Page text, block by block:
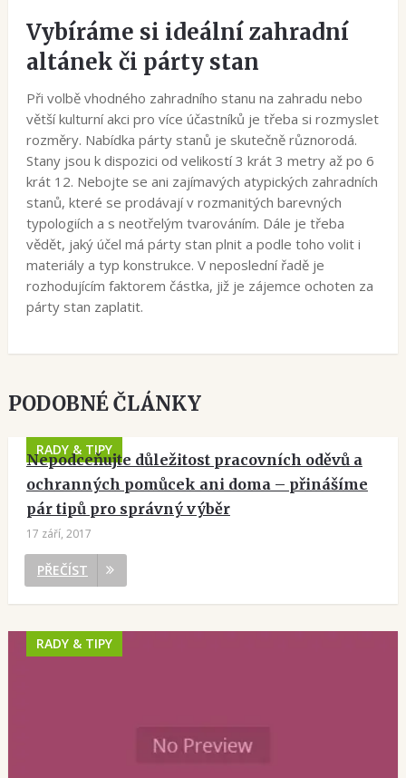
Vybíráme si ideální zahradní
altánek či párty stan
Při volbě vhodného zahradního stanu na zahradu nebo
větší kulturní akci pro více účastníků je třeba si rozmyslet
rozměry. Nabídka párty stanů je skutečně různorodá.
Stany jsou k dispozici od velikostí 3 krát 3 metry až po 6
krát 12. Nebojte se ani zajímavých atypických zahradních
stanů, které se prodávají v rozmanitých barevných
typologiích a s neotřelým tvarováním. Dále je třeba
vědět, jaký účel má párty stan plnit a podle toho volit i
materiály a typ konstrukce. V neposlední řadě je
rozhodujícím faktorem částka, již je zájemce ochoten za
párty stan zaplatit.
PODOBNÉ ČLÁNKY
RADY & TIPY
Nepodceňujte důležitost pracovních oděvů a
ochranných pomůcek ani doma – přinášíme
pár tipů pro správný výběr
17 září, 2017
PŘEČÍST
RADY & TIPY